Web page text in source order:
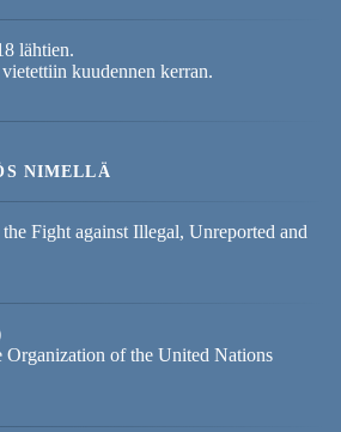
lähtien.
kuudennen kerran.
NIMELLÄ
Fight against Illegal, Unreported and
Organization of the United Nations